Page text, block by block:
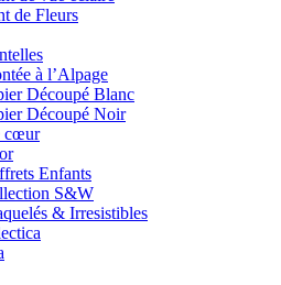
de Fleurs
à l’Alpage
Découpé Blanc
Découpé Noir
cœur
Enfants
S&W
& Irresistibles